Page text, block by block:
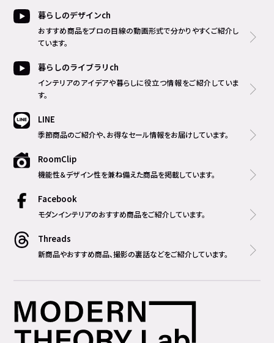
暮らしのデザインch
おすすめ商品をプロの目線の動画形式で分かりやすくご紹介し
ています。
暮らしのライブラリch
インテリアのアイデアや暮らしに役立つ情報をご紹介していま
す。
LINE
季節商品のご紹介や、お得なセール情報をお届けしています。
RoomClip
機能性＆デザイン性を兼ね備えた商品を掲載しています。
Facebook
モダンインテリアのおすすめ商品をご紹介しています。
Threads
新商品やおすすめ商品、撮影の裏話などをご紹介しています。